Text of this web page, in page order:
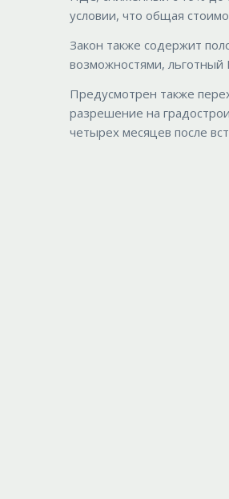
условии, что общая
Закон также содержит
возможностями,
Предусмотрен также
разрешение на
четырех месяцев после